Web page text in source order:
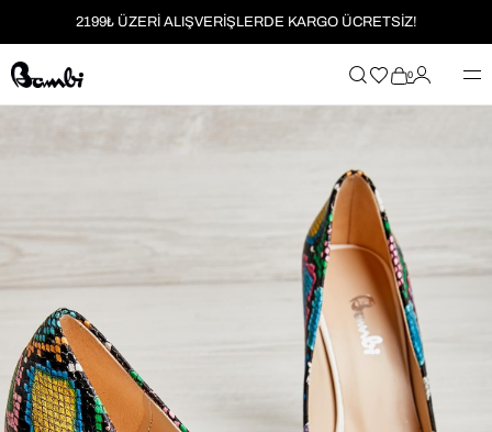
2199₺ ÜZERİ ALIŞVERİŞLERDE KARGO ÜCRETSİZ!
MOBİL UYGULAMAYA ÖZEL İLK ALIŞVERİŞİNİZE %5 İNDİRİM
HER SİPARİŞTE %2 PARAPUAN
0